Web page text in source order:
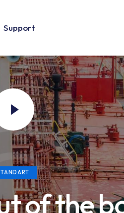
Support
of the